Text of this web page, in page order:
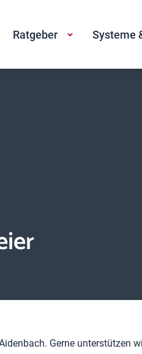
Ratgeber Systeme
Gerne unterstützen